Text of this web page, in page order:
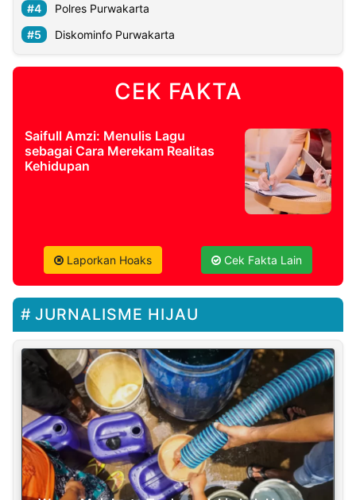
Polres Purwakarta
Diskominfo Purwakarta
CEK FAKTA
Saifull Amzi: Menulis Lagu
sebagai Cara Merekam Realitas
Kehidupan
Laporkan Hoaks Cek Fakta Lain
JURNALISME HIJAU